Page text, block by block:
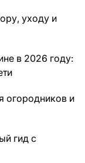
уходу и
в 2026 году:
огородников и
гид с